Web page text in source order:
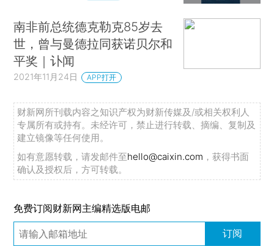
南非前总统德克勒克85岁去
世，曾与曼德拉同获诺贝尔和
平奖｜讣闻
2021年11月24日 APP打开
财新网所刊载内容之知识产权为财新传媒及/或相关权利人
专属所有或持有。未经许可，禁止进行转载、摘编、复制及
建立镜像等任何使用。
如有意愿转载，请发邮件至hello@caixin.com ，获得书面
确认及授权后，方可转载。
免费订阅财新网主编精选版电邮
订阅